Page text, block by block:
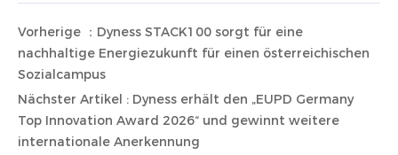
Vorherige ：Dyness STACK100 sorgt für eine
nachhaltige Energiezukunft für einen österreichischen
Sozialcampus
Nächster Artikel : Dyness erhält den „EUPD Germany
Top Innovation Award 2026“ und gewinnt weitere
internationale Anerkennung